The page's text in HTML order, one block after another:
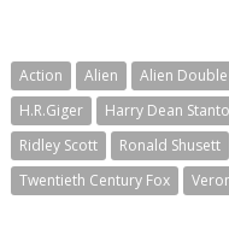
Action Alien Alien
H.R.Giger
Harry Dean
Ridley Scott
Ronald Shusett
Twentieth Century Fox